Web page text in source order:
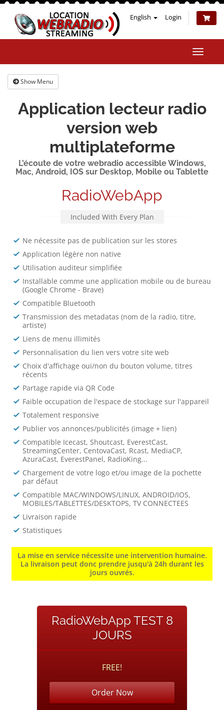
English Login
Toggle
Show Menu
Application lecteur radio
version web
multiplateforme
L'écoute de votre webradio accessible Windows,
Mac, Android, IOS sur Desktop, Mobile ou Tablette
RadioWebApp
Included With Every Plan
Ne nécessite pas de publication sur les stores
Application légère non native
Utilisation auditeur simplifiée
Installable comme une application mobile ou de bureau
(Google Chrome - Brave)
Compatible Bluetooth
Transmission des metadatas (nom de la radio, titre,
artiste)
Liens de menu illimités
Personnalisation du lien vers votre site web
Choix d'affichage oui/non du bouton volume, titres
récents
Partage rapide via QR Code
Faible occupation de l'espace de stockage sur l'appareil
Totalement responsive
Publier vos annonces/publicités (image + lien)
Compatible Icecast, Shoutcast, EverestCast,
StreamingCenter, CentovaCast, Rcast, MediaCP,
AzuraCast, EverestPanel, RadioKing...
Chargement de votre logo et/ou image de la pochette
par défaut
Compatible MAC/WINDOWS/LINUX, ANDROID/IOS,
MOBILES/TABLETTES/DESKTOPS, TV CONNECTEES
Livraison rapide
Statistiques
La mise en service nécessite une intervention humaine.
La livraison peut donc prendre jusqu'à 24h durant les
jours ouvrés.
RadioWebApp TEST 8
JOURS
FREE!
Order Now